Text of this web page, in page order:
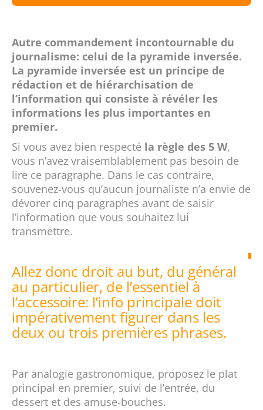
Autre commandement incontournable du
journalisme: celui de la pyramide inversée.
La pyramide inversée est un principe de
rédaction et de hiérarchisation de
l’information qui consiste à révéler les
informations les plus importantes en
premier.
Si vous avez bien respecté la règle des 5 W,
vous n’avez vraisemblablement pas besoin de
lire ce paragraphe. Dans le cas contraire,
souvenez-vous qu’aucun journaliste n’a envie de
dévorer cinq paragraphes avant de saisir
l’information que vous souhaitez lui
transmettre.
Allez donc droit au but, du général
au particulier, de l’essentiel à
l’accessoire: l’info principale doit
impérativement figurer dans les
deux ou trois premières phrases.
Par analogie gastronomique, proposez le plat
principal en premier, suivi de l’entrée, du
dessert et des amuse-bouches.